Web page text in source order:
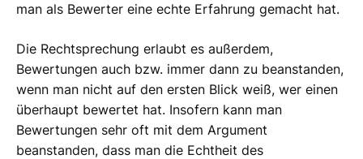
man als Bewerter eine echte Erfahrung gemacht hat.
Die Rechtsprechung erlaubt es außerdem,
Bewertungen auch bzw. immer dann zu beanstanden,
wenn man nicht auf den ersten Blick weiß, wer einen
überhaupt bewertet hat. Insofern kann man
Bewertungen sehr oft mit dem Argument
beanstanden, dass man die Echtheit des